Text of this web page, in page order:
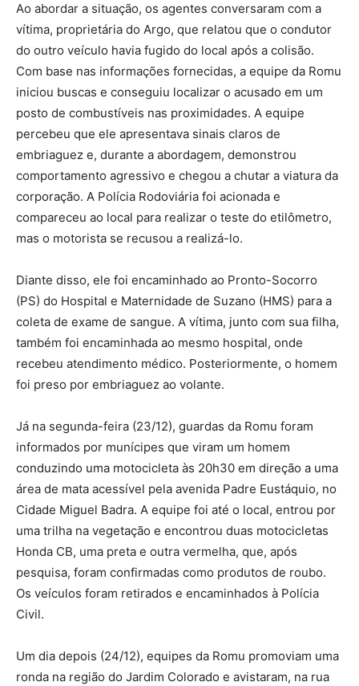
Ao abordar a situação, os agentes conversaram com a
vítima, proprietária do Argo, que relatou que o condutor
do outro veículo havia fugido do local após a colisão.
Com base nas informações fornecidas, a equipe da Romu
iniciou buscas e conseguiu localizar o acusado em um
posto de combustíveis nas proximidades. A equipe
percebeu que ele apresentava sinais claros de
embriaguez e, durante a abordagem, demonstrou
comportamento agressivo e chegou a chutar a viatura da
corporação. A Polícia Rodoviária foi acionada e
compareceu ao local para realizar o teste do etilômetro,
mas o motorista se recusou a realizá-lo.
Diante disso, ele foi encaminhado ao Pronto-Socorro
(PS) do Hospital e Maternidade de Suzano (HMS) para a
coleta de exame de sangue. A vítima, junto com sua filha,
também foi encaminhada ao mesmo hospital, onde
recebeu atendimento médico. Posteriormente, o homem
foi preso por embriaguez ao volante.
Já na segunda-feira (23/12), guardas da Romu foram
informados por munícipes que viram um homem
conduzindo uma motocicleta às 20h30 em direção a uma
área de mata acessível pela avenida Padre Eustáquio, no
Cidade Miguel Badra. A equipe foi até o local, entrou por
uma trilha na vegetação e encontrou duas motocicletas
Honda CB, uma preta e outra vermelha, que, após
pesquisa, foram confirmadas como produtos de roubo.
Os veículos foram retirados e encaminhados à Polícia
Civil.
Um dia depois (24/12), equipes da Romu promoviam uma
ronda na região do Jardim Colorado e avistaram, na rua